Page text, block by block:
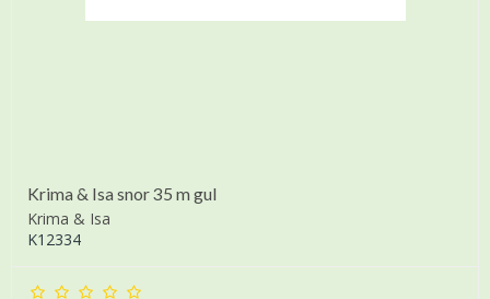
Krima & Isa snor 35 m gul
Krima & Isa
K12334